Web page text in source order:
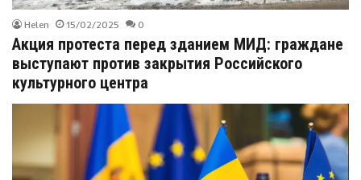
Helen 15/02/2025 0
Акция протеста перед зданием МИД: граждане
выступают против закрытия Российского
культурного центра